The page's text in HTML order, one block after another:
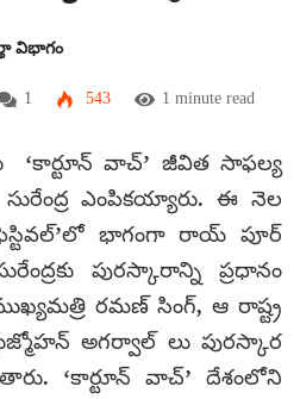
విభాగం
1 543 1 minute read
‘కార్టూన్ వాచ్’ జీవిత సాఫల్య
సురేంద్ర ఎంపికయ్యారు. ఈ నెల
భాగంగా రాయ్ పూర్
పురస్కారాన్ని ప్రధానం
రమణ్ సింగ్, ఆ రాష్ట్ర
అగర్వాల్ లు పురస్కార
‘కార్టూన్ వాచ్’ దేశంలోని